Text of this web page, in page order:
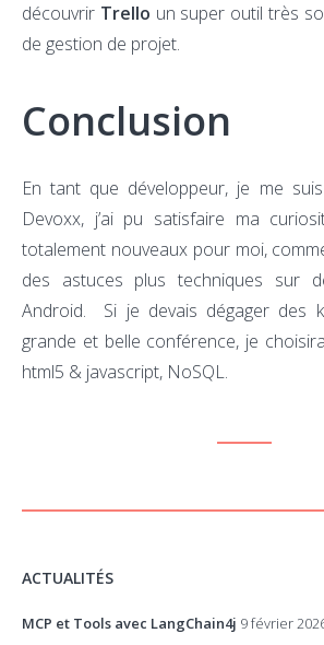
découvrir Trello un super outil très
de gestion de projet.
Conclusion
En tant que développeur, je me
Devoxx, j’ai pu satisfaire ma
totalement nouveaux pour moi,
des astuces plus techniques sur
Android. Si je devais dégager des
grande et belle conférence, je
html5 & javascript, NoSQL.
ACTUALITÉS
MCP et Tools avec LangChain4j 9 février